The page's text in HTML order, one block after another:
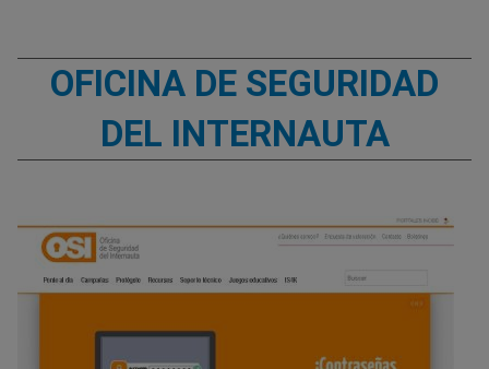
OFICINA DE SEGURIDAD
DEL INTERNAUTA